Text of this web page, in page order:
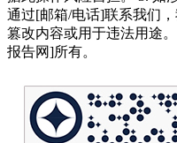
通过[邮箱/电话]联系我们
篡改内容或用于违法用途
报告网]所有。